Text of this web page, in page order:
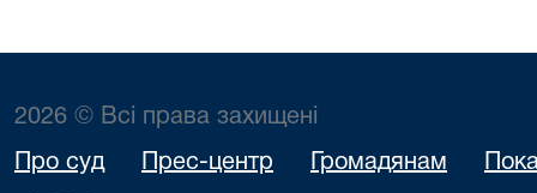
2026 © Всі права захищені
Про суд Прес-центр Громадянам